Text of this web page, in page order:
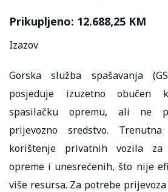
Prikupljeno: 12.688,25 KM
Izazov
Gorska služba spašavanja
posjeduje izuzetno obučen
spasilačku opremu, ali ne
prijevozno sredstvo.
korištenje privatnih vozila za
opreme i unesrećenih, što nije
više resursa. Za potrebe